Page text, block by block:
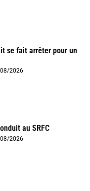
se fait arrêter pour un
2026
au SRFC
2026